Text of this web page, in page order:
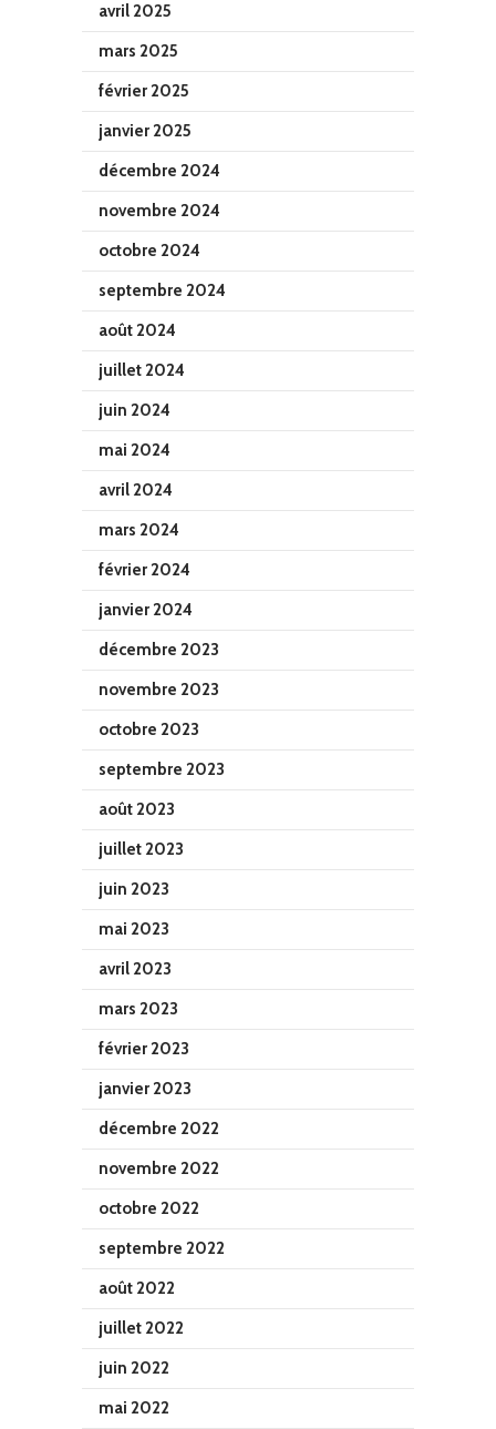
avril 2025
mars 2025
février 2025
janvier 2025
décembre 2024
novembre 2024
octobre 2024
septembre 2024
août 2024
juillet 2024
juin 2024
mai 2024
avril 2024
mars 2024
février 2024
janvier 2024
décembre 2023
novembre 2023
octobre 2023
septembre 2023
août 2023
juillet 2023
juin 2023
mai 2023
avril 2023
mars 2023
février 2023
janvier 2023
décembre 2022
novembre 2022
octobre 2022
septembre 2022
août 2022
juillet 2022
juin 2022
mai 2022